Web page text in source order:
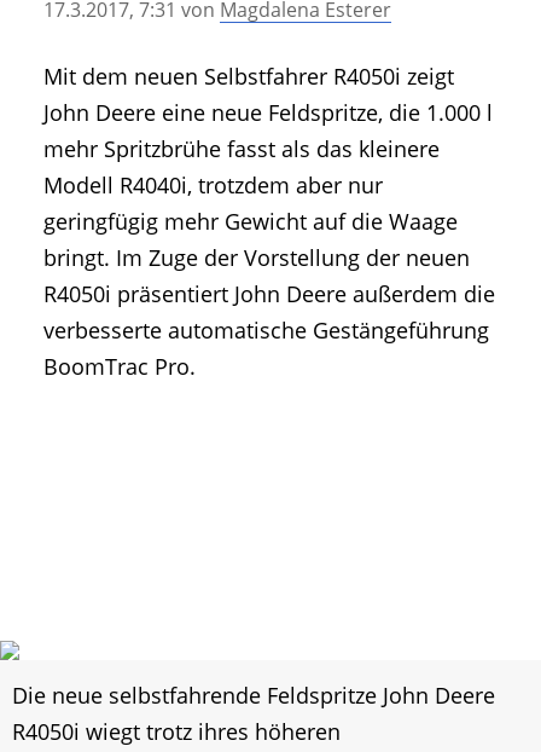
• Geschichte und Geschichten
• Mitteilung der Redaktion
• Agritechnica Neuheiten Archiv
• Artikel nach Hersteller/Marke
17.3.2017, 7:31 von Magdalena Esterer
Mit dem neuen Selbstfahrer R4050i zeigt
John Deere eine neue Feldspritze, die 1.000 l
mehr Spritzbrühe fasst als das kleinere
Modell R4040i, trotzdem aber nur
geringfügig mehr Gewicht auf die Waage
bringt. Im Zuge der Vorstellung der neuen
R4050i präsentiert John Deere außerdem die
verbesserte automatische Gestängeführung
BoomTrac Pro.
Die neue selbstfahrende Feldspritze John Deere
R4050i wiegt trotz ihres höheren